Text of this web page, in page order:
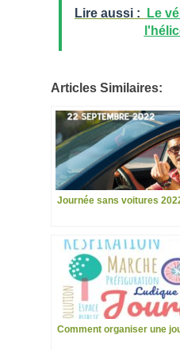
Lire aussi :
Le
Articles Similaires:
Journée sans voitures
Comment organiser une